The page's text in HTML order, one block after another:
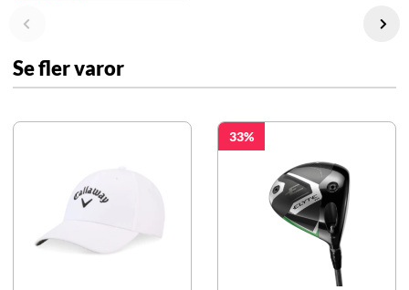
Se fler varor
33